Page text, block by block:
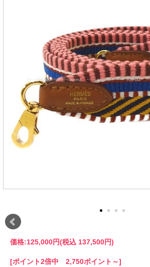
価格:125,000円(税込 137,500円)
[ポイント2倍中 2,750ポイント～]